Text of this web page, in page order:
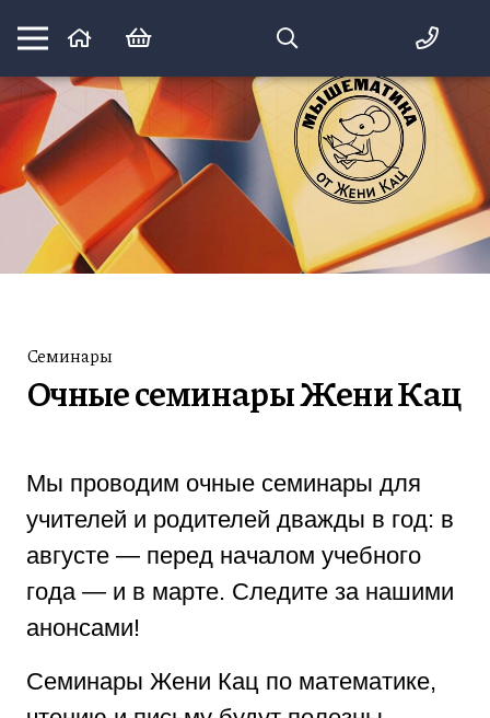
Математика вприпрыжку:
идеи и игры для детей и их родителей
Семинары
Очные семинары Жени Кац
Мы проводим очные семинары для
учителей и родителей дважды в год: в
августе — перед началом учебного
года — и в марте. Следите за нашими
анонсами!
Семинары Жени Кац по математике,